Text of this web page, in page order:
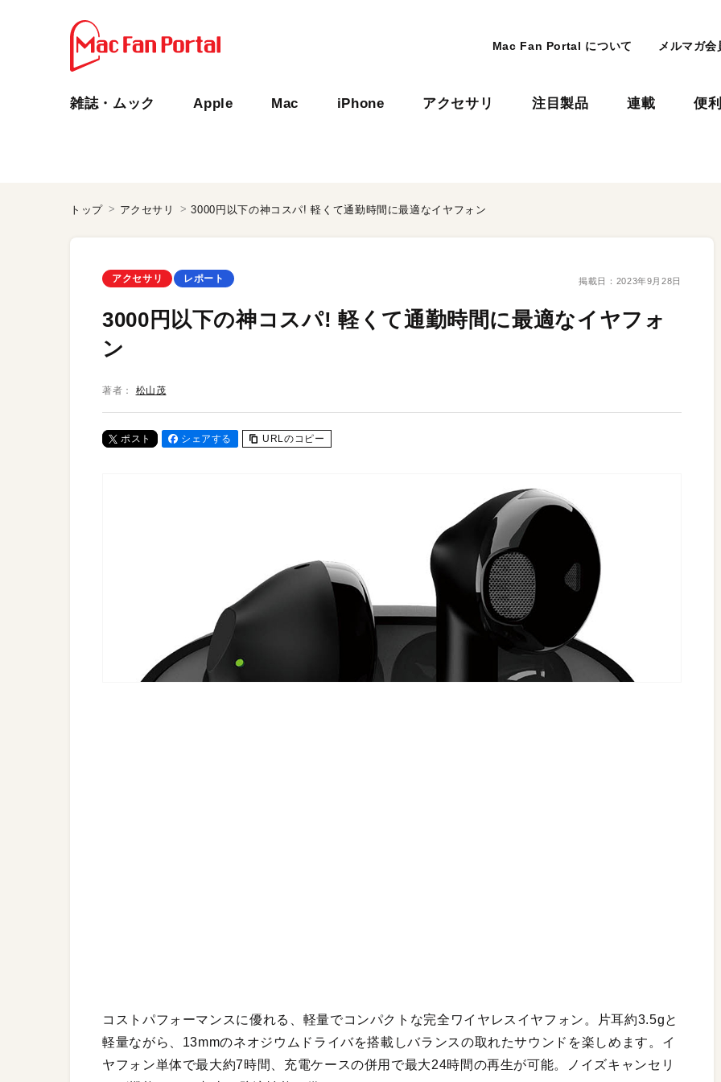
Mac Fan Portal について メルマガ会
雑誌・ムック Apple Mac iPhone アクセサリ 注目製品 連載 便
トップ アクセサリ 3000円以下の神コスパ! 軽くて通勤時間に最適なイヤフォン
アクセサリ レポート 掲載日： 2023年9月28日
3000円以下の神コスパ! 軽くて通勤時間に最適なイヤフォ
ン
著者： 松山茂
ポスト シェアする URLのコピー
コストパフォーマンスに優れる、軽量でコンパクトな完全ワイヤレスイヤフォン。片耳約3.5gと
軽量ながら、13mmのネオジウムドライバを搭載しバランスの取れたサウンドを楽しめます。イ
ヤフォン単体で最大約7時間、充電ケースの併用で最大24時間の再生が可能。ノイズキャンセリ